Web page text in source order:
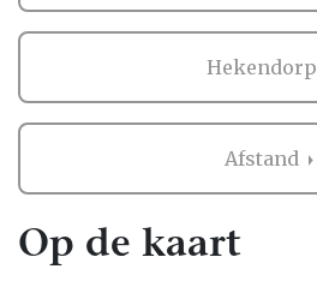
Hekendorp
Afstand
Op de kaart